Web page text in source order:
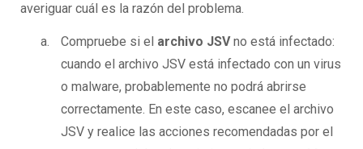
averiguar cuál es la razón del problema.
Compruebe si el archivo JSVno está infectado:
cuando el archivo JSV está infectado con un virus
o malware, probablemente no podrá abrirse
correctamente. En este caso, escanee el archivo
JSV y realice las acciones recomendadas por el